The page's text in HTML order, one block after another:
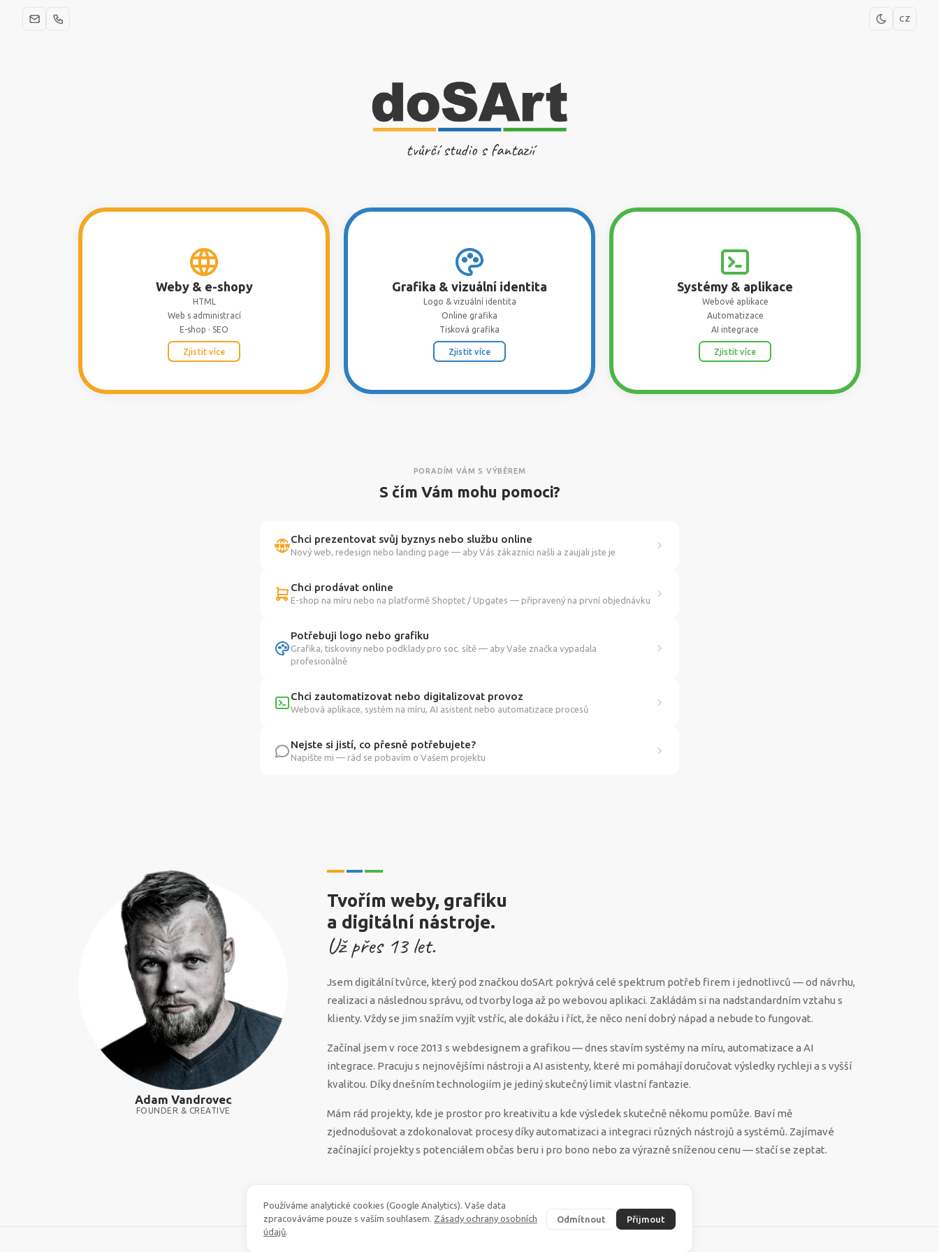
CZ
tvůrčí studio s fantazií
Weby & e-shopy
HTML
Web s administrací
E-shop · SEO
Zjistit více
Grafika & vizuální identita
Logo & vizuální identita
Online grafika
Tisková grafika
Zjistit více
Systémy & aplikace
Webové aplikace
Automatizace
AI integrace
Zjistit více
PORADÍM VÁM S VÝBĚREM
S čím Vám mohu pomoci?
Chci prezentovat svůj byznys nebo službu online
Nový web, redesign nebo landing page — aby Vás zákazníci našli a zaujali jste je
Chci prodávat online
E-shop na míru nebo na platformě Shoptet / Upgates — připravený na první objednávku
Potřebuji logo nebo grafiku
Grafika, tiskoviny nebo podklady pro soc. sítě — aby Vaše značka vypadala
profesionálně
Chci zautomatizovat nebo digitalizovat provoz
Webová aplikace, systém na míru, AI asistent nebo automatizace procesů
Nejste si jistí, co přesně potřebujete?
Napište mi — rád se pobavím o Vašem projektu
Adam Vandrovec
FOUNDER & CREATIVE
Tvořím weby, grafiku
a digitální nástroje.
Už přes 13let.
Jsem digitální tvůrce, který pod značkou doSArt pokrývá celé spektrum potřeb firem i jednotlivců — od návrhu,
realizaci a následnou správu, od tvorby loga až po webovou aplikaci. Zakládám si na nadstandardním vztahu s
klienty. Vždy se jim snažím vyjít vstříc, ale dokážu i říct, že něco není dobrý nápad a nebude to fungovat.
Začínal jsem v roce 2013 s webdesignem a grafikou — dnes stavím systémy na míru, automatizace a AI
integrace. Pracuju s nejnovějšími nástroji a AI asistenty, které mi pomáhají doručovat výsledky rychleji a s vyšší
kvalitou. Díky dnešním technologiím je jediný skutečný limit vlastní fantazie.
Mám rád projekty, kde je prostor pro kreativitu a kde výsledek skutečně někomu pomůže. Baví mě
zjednodušovat a zdokonalovat procesy díky automatizaci a integraci různých nástrojů a systémů. Zajímavé
začínající projekty s potenciálem občas beru i pro bono nebo za výrazně sníženou cenu — stačí se zeptat.
Používáme analytické cookies (Google Analytics). Vaše data
zpracováváme pouze s vaším souhlasem. Zásady ochrany osobních
údajů.
Odmítnout Přijmout